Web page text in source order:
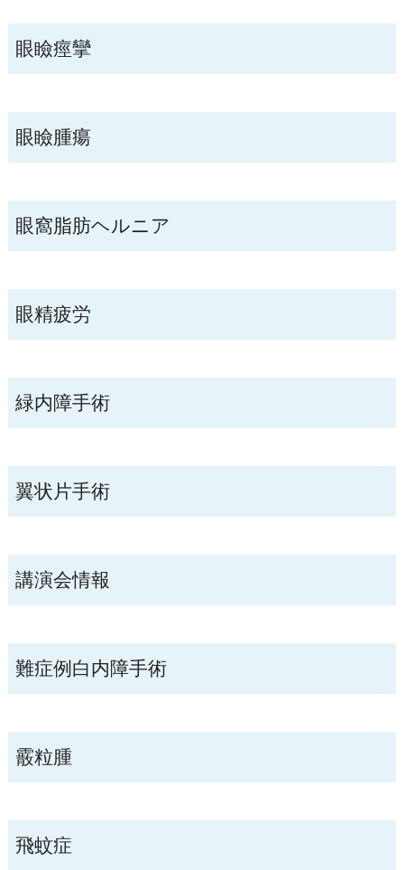
眼瞼痙攣
眼瞼腫瘍
眼窩脂肪ヘルニア
眼精疲労
緑内障手術
翼状片手術
講演会情報
難症例白内障手術
霰粒腫
飛蚊症